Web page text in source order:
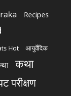
Recipes
Hot आयुर्वेदिक
कथा
परीक्षण